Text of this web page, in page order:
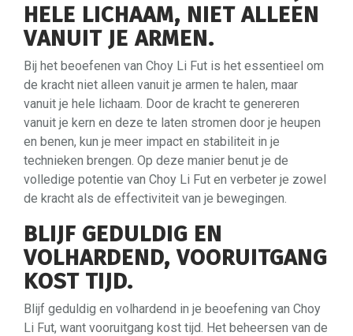
HELE LICHAAM, NIET ALLEEN
VANUIT JE ARMEN.
Bij het beoefenen van Choy Li Fut is het essentieel om
de kracht niet alleen vanuit je armen te halen, maar
vanuit je hele lichaam. Door de kracht te genereren
vanuit je kern en deze te laten stromen door je heupen
en benen, kun je meer impact en stabiliteit in je
technieken brengen. Op deze manier benut je de
volledige potentie van Choy Li Fut en verbeter je zowel
de kracht als de effectiviteit van je bewegingen.
BLIJF GEDULDIG EN
VOLHARDEND, VOORUITGANG
KOST TIJD.
Blijf geduldig en volhardend in je beoefening van Choy
Li Fut, want vooruitgang kost tijd. Het beheersen van de